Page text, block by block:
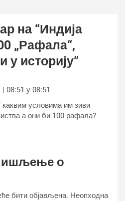
на “Индија
„Рафала“,
у историју”
| 08:51 у 08:51
условима им зиви
а они би 100 рафала?
о
бити објављена. Неопходна